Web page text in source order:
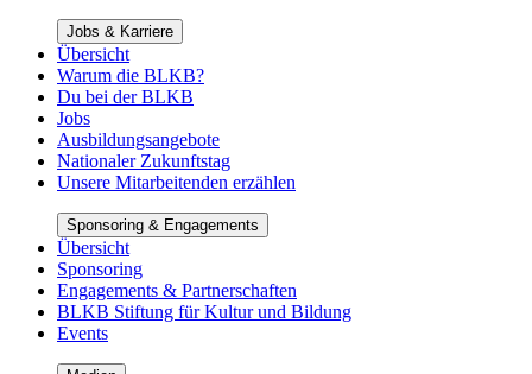
Jobs & Karriere
Übersicht
Warum die BLKB?
Du bei der BLKB
Jobs
Ausbildungsangebote
Nationaler Zukunftstag
Unsere Mitarbeitenden erzählen
Sponsoring & Engagements
Übersicht
Sponsoring
Engagements & Partnerschaften
BLKB Stiftung für Kultur und Bildung
Events